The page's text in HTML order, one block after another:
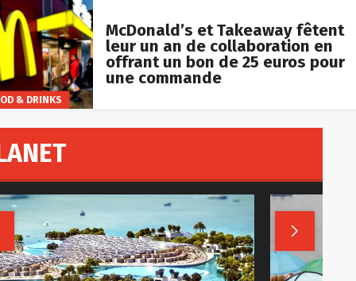
& DRINKS
McDonald’s et Takeaway fêtent
leur un an de collaboration en
offrant un bon de 25 euros pour
une commande
